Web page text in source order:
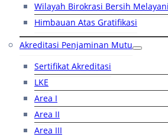
Wilayah Birokrasi Bersih
Himbauan Atas Gratifikasi
Akreditasi Penjaminan Mutu
Sertifikat Akreditasi
LKE
Area I
Area II
Area III